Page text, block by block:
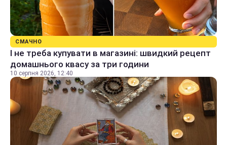
СМАЧНО
І не треба купувати в магазині: швидкий рецепт
домашнього квасу за три години
10 серпня 2026, 12:40